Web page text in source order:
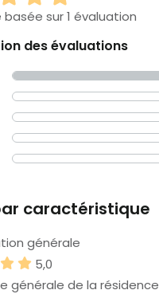
basée sur 1 évaluation
des évaluations
caractéristique
générale
5,0
générale de la résidence